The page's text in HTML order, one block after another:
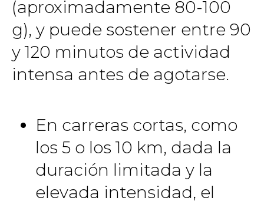
(aproximadamente 80-100
g), y puede sostener entre 90
y 120 minutos de actividad
intensa antes de agotarse.
En carreras cortas, como
los 5 o los 10 km, dada la
duración limitada y la
elevada intensidad, el